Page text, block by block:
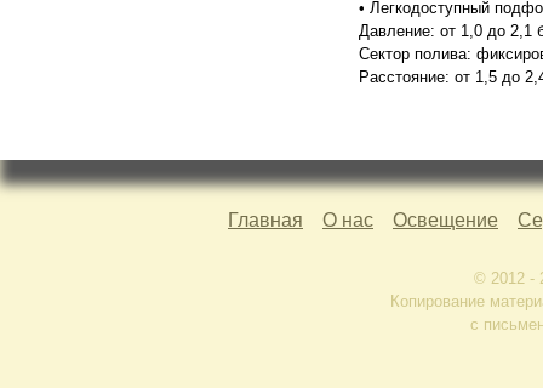
• Легкодоступный
Давление: от 1,0 до 2,1
Сектор полива:
Расстояние: от 1,5 до
Главная О нас Освещение
© 2012 -
Копирование
с